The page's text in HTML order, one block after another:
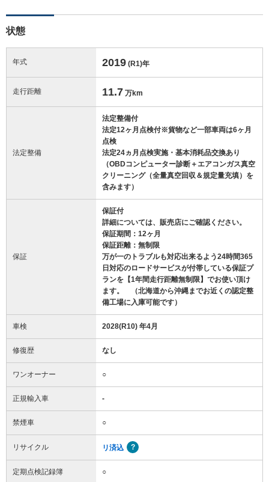
状態
年式 2019 (R1)年
走行距離 11.7 万km
法定整備
法定整備付
法定12ヶ月点検付※貨物など一部車両は6ヶ月
点検
法定24ヵ月点検実施・基本消耗品交換あり
（OBDコンピューター診断＋エアコンガス真空
クリーニング（全量真空回収＆規定量充填）を
含みます）
保証
保証付
詳細については、販売店にご確認ください。
保証期間：12ヶ月
保証距離：無制限
万が一のトラブルも対応出来るよう24時間365
日対応のロードサービスが付帯している保証プ
ランを【1年間走行距離無制限】でお使い頂け
ます。 （北海道から沖縄までお近くの認定整
備工場に入庫可能です）
車検 2028(R10) 年4月
修復歴 なし
ワンオーナー ○
正規輸入車 -
禁煙車 ○
リサイクル リ済込
定期点検記録簿 ○